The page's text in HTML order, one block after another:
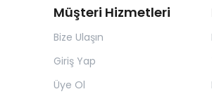
Müşteri Hizmetleri
Bize Ulaşın
Giriş Yap
Üye Ol